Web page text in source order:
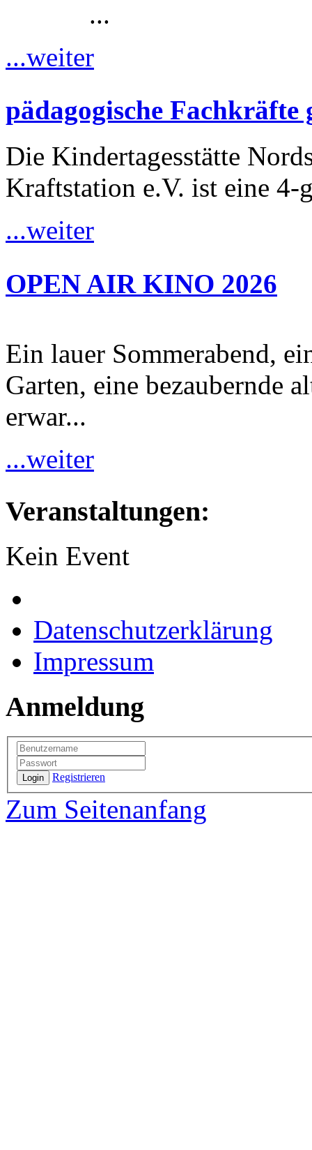
...
...weiter
pädagogische Fachkräfte
Die Kindertagesstätte
Kraftstation e.V. ist eine
...weiter
OPEN AIR KINO 2026
Ein lauer Sommerabend,
Garten, eine bezaubernde
erwar...
...weiter
Veranstaltungen:
Kein Event
Datenschutzerklärung
Impressum
Anmeldung
Login Registrieren
Zum Seitenanfang